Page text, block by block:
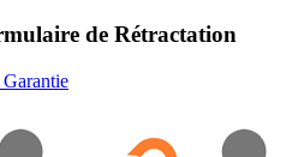
de Rétractation